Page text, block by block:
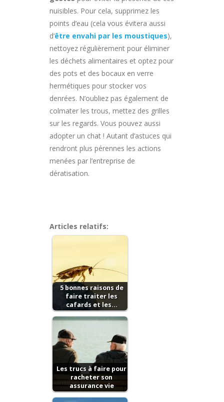
nuisibles. Pour cela, supprimez les
points d’eau (cela vous évitera aussi
d’être envahi par les moustiques),
nettoyez régulièrement pour éliminer
les déchets alimentaires et optez pour
des pots et des bocaux en verre
hermétiques pour stocker vos
denrées. N’oubliez pas également de
colmater les trous, mettez des grilles
sur les regards. Vous pouvez aussi
adopter un chat ! Autant d’astuces qui
rendront plus pérennes les actions
menées par l’entreprise de
dératisation.
Articles relatifs:
5 bonnes raisons de
faire traiter les
cafards et les…
Les trucs à faire pour
racheter son
assurance vie